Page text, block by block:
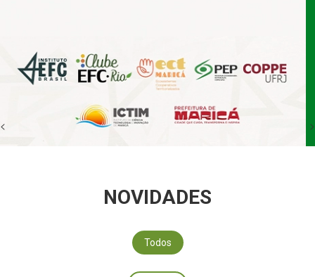
< >
NOVIDADES
Todos